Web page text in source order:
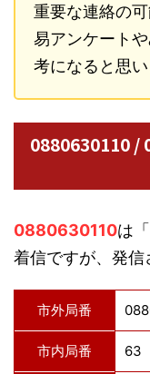
重要な連絡の
易アンケート
考になると思い
0880630110 /
0880630110は「
着信ですが、発信
市外局番
市内局番 63